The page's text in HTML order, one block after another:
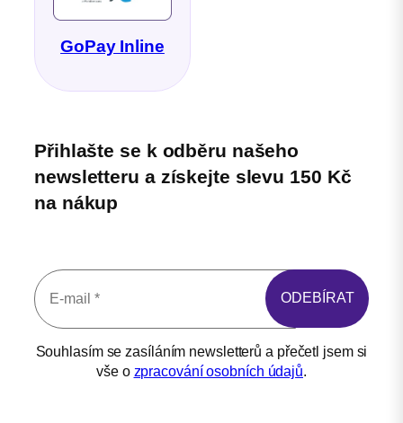
GoPay Inline
Přihlašte se k odběru našeho
newsletteru a získejte slevu 150 Kč
na nákup
Souhlasím se zasíláním newsletterů a přečetl jsem si
vše o zpracování osobních údajů.